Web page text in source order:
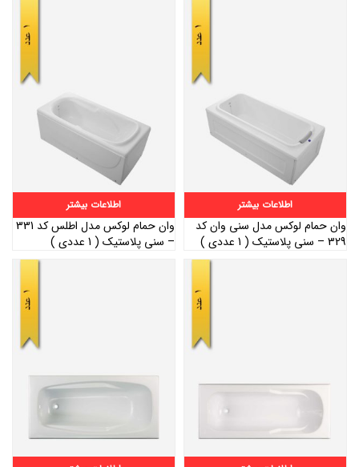
اطلاعات بیشتر
وان حمام لوكس مدل سنی وان کد
329 – سنی پلاستیک ( 1 عددی )
اطلاعات بیشتر
وان حمام لوكس مدل اطلس کد 331
– سنی پلاستیک ( 1 عددی )